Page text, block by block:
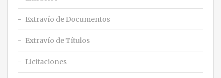
Extravío de Documentos
Extravío de Títulos
Licitaciones